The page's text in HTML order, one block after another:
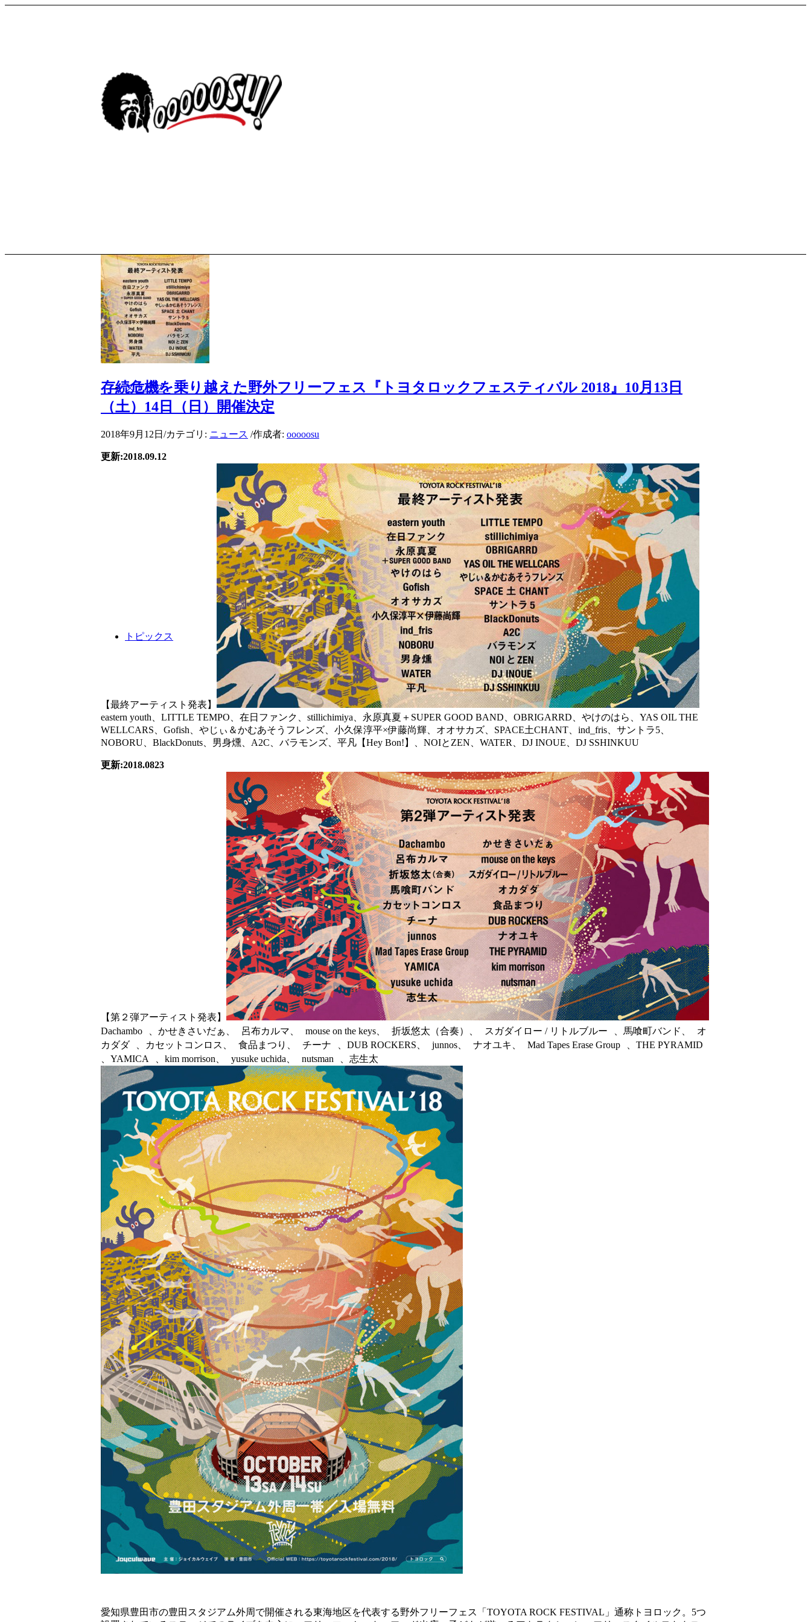
スナップ
トピックス
ショップ
存続危機を乗り越えた野外フリーフェス『トヨタロックフェスティバル 2018』10月13日
（土）14日（日）開催決定
2018年9月12日 /カテゴリ: ニュース /作成者: ooooosu
更新:2018.09.12
【最終アーティスト発表】
eastern youth、LITTLE TEMPO、在日ファンク、stillichimiya、永原真夏＋SUPER GOOD BAND、OBRIGARRD、やけのはら、YAS OIL THE
WELLCARS、Gofish、やじぃ＆かむあそうフレンズ、小久保淳平×伊藤尚輝、オオサカズ、SPACE土CHANT、ind_fris、サントラ5、
NOBORU、BlackDonuts、男身燻、A2C、バラモンズ、平凡【Hey Bon!】、NOIとZEN、WATER、DJ INOUE、DJ SSHINKUU
更新:2018.0823
【第２弾アーティスト発表】
Dachambo 、かせきさいだぁ、 呂布カルマ、 mouse on the keys、 折坂悠太（合奏）、 スガダイロー / リトルブルー 、馬喰町バンド、 オ
カダダ 、カセットコンロス、 食品まつり、 チーナ 、DUB ROCKERS、 junnos、 ナオユキ、 Mad Tapes Erase Group 、THE PYRAMID
、YAMICA 、kim morrison、 yusuke uchida、 nutsman 、志生太
愛知県豊田市の豊田スタジアム外周で開催される東海地区を代表する野外フリーフェス「TOYOTA ROCK FESTIVAL」通称トヨロック。5つ